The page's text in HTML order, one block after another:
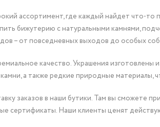
ассортимент, где каждый найдет что-
бижутерию с натуральными камнями,
– от повседневных выходов до особых
качество. Украшения
а также редкие природные материалы,
заказов в наши бутики. Там вы сможете
сертификаты. Наши клиенты ценят